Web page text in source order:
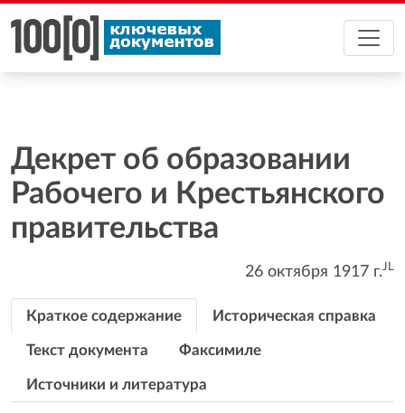
Декрет об образовании
Рабочего и Крестьянского
правительства
26 октября 1917 г.JL
Краткое содержание Историческая справка
Текст документа Факсимиле
Источники и литература